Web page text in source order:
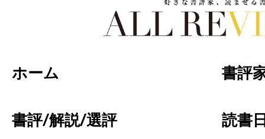
ホーム 書評
書評/解説/選評 読書